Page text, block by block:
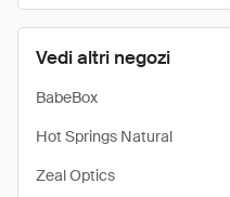
Vedi altri negozi
BabeBox
Hot Springs Natural
Zeal Optics